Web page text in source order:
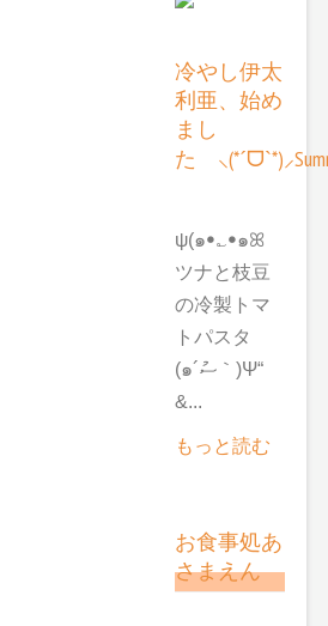
冷やし伊太
利亜、始め
まし
た
ψ(๑ꔷ؎ꔷ๑ꕤ
ツナと枝豆
の冷製トマ
トパスタ
(๑´ސު｀)Ψ“
&...
もっと読む
お食事処あ
さまえん